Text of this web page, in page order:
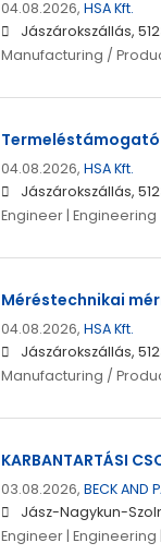
04.08.2026, HSA Kft.
Jászárokszállás,
Manufacturing /
04.08.2026, HSA Kft.
Jászárokszállás,
Engineer | Engineering
Méréstechnikai
04.08.2026, HSA Kft.
Jászárokszállás,
Manufacturing /
KARBANTARTÁSI
03.08.2026, BECK AND
Jász-Nagykun-
Engineer |